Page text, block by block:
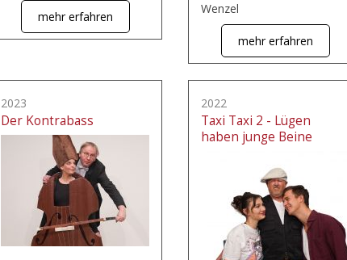
mehr erfahren
Wenzel
mehr erfahren
2023
Der Kontrabass
2022
Taxi Taxi 2 - Lügen
haben junge Beine